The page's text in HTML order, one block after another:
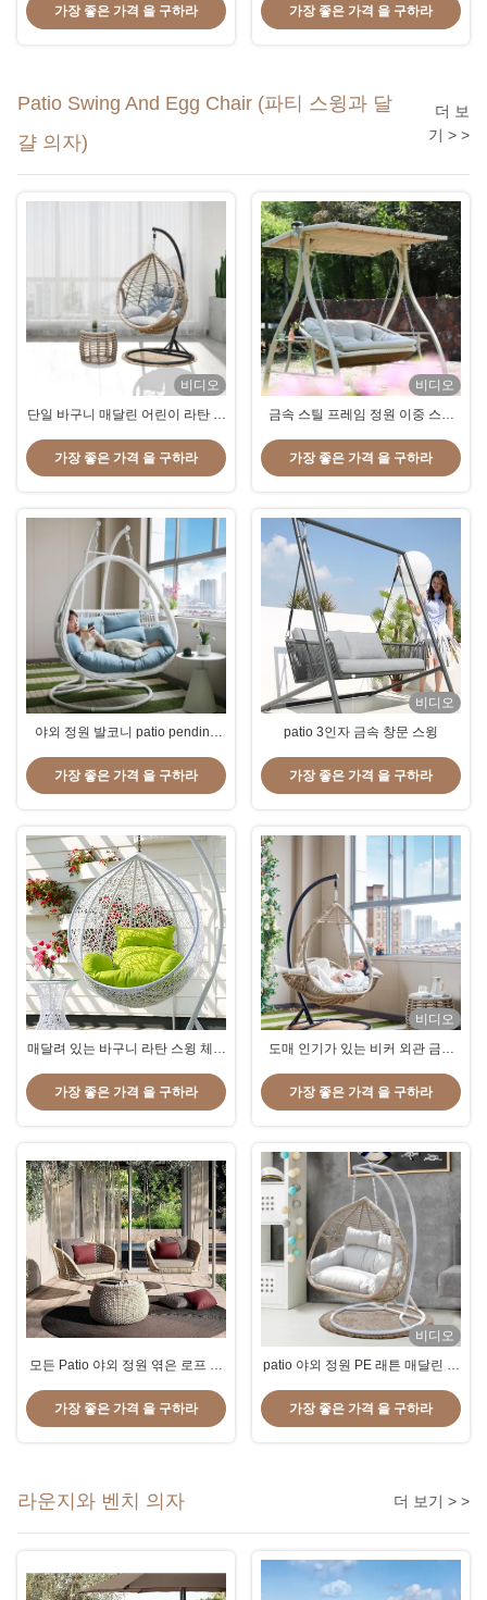
가장 좋은 가격 을 구하라
가장 좋은 가격 을 구하라
Patio Swing And Egg Chair (파티 스윙과 달
걀 의자)
더 보
기 > >
비디오
단일 바구니 매달린 어린이 라탄 달
가장 좋은 가격 을 구하라
비디오
금속 스틸 프레임 정원 이중 스윙
가장 좋은 가격 을 구하라
야외 정원 발코니 patio pending
customized color 야외 정원 발코
니 patio pending chair with rattan
가장 좋은 가격 을 구하라
비디오
patio 3인자 금속 창문 스윙
가장 좋은 가격 을 구하라
매달려 있는 바구니 라탄 스윙 체이
가장 좋은 가격 을 구하라
비디오
도매 인기가 있는 비커 외관 금속
가장 좋은 가격 을 구하라
모든 Patio 야외 정원 엮은 로프 매
의자
가장 좋은 가격 을 구하라
비디오
patio 야외 정원 PE 래튼 매달린 바
가장 좋은 가격 을 구하라
라운지와 벤치 의자 더 보기 > >